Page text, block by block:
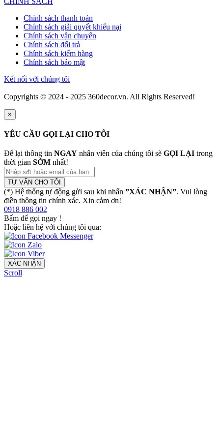
Chính sách thanh toán
Chính sách giải quyết khiếu nại
Chính sách vận chuyển
Chính sách đổi trả
Chính sách kiểm hàng
Chính sách bảo mật
Kết nối với chúng tôi
Copyrights © 2024 - 2025 360decor.vn. All Rights Reserved!
×
YÊU CẦU GỌI LẠI CHO TÔI
Để lại thông tin NGAY nhân viên của chúng tôi sẽ GỌI LẠI trong
thời gian SỚM nhất!
TƯ VẤN CHO TÔI
(*) Hệ thống tự động gửi sau khi nhấn ”XÁC NHẬN”. Vui lòng
điền thông tin chính xác. Xin cảm ơn!
0918 886 002
Bấm để gọi ngay !
Hoặc liên hệ với chúng tôi qua:
XÁC NHẬN
Scroll